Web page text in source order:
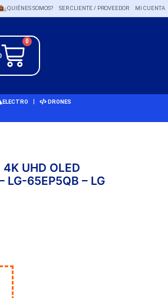
¿QUIÉNES SOMOS? SER CLIENTE / PROVEEDOR MI CUENTA
0
ELECTRO DRONES
UHD OLED
LG-65EP5QB – LG